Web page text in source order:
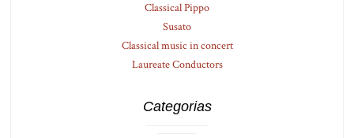
Classical Pippo
Susato
Classical music in concert
Laureate Conductors
Categorias